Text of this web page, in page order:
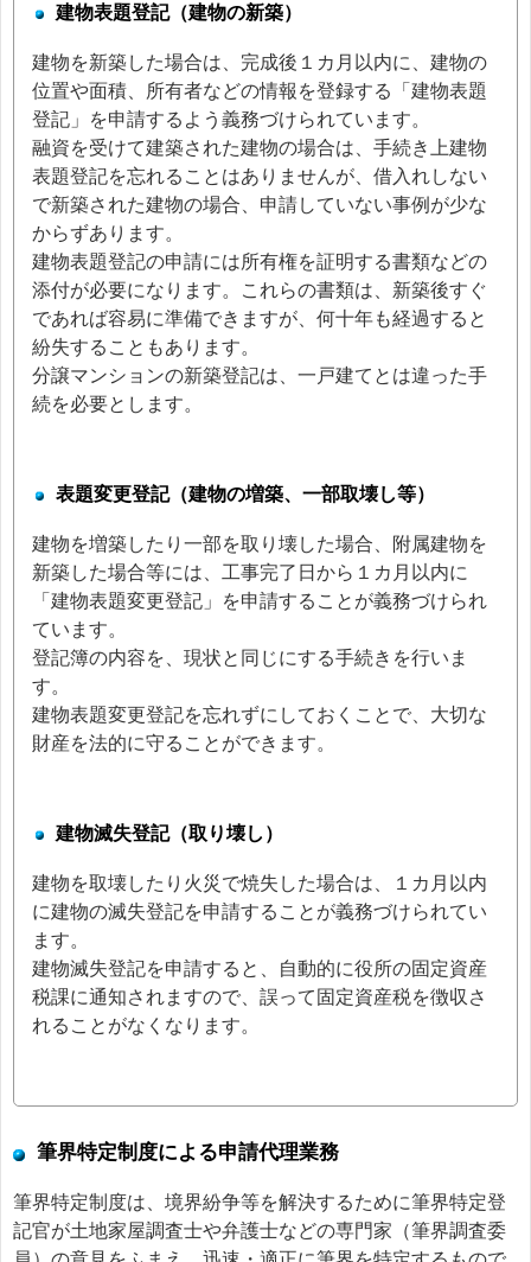
建物表題登記（建物の新築）
建物を新築した場合は、完成後１カ月以内に、建物の
位置や面積、所有者などの情報を登録する「建物表題
登記」を申請するよう義務づけられています。
融資を受けて建築された建物の場合は、手続き上建物
表題登記を忘れることはありませんが、借入れしない
で新築された建物の場合、申請していない事例が少な
からずあります。
建物表題登記の申請には所有権を証明する書類などの
添付が必要になります。これらの書類は、新築後すぐ
であれば容易に準備できますが、何十年も経過すると
紛失することもあります。
分譲マンションの新築登記は、一戸建てとは違った手
続を必要とします。
表題変更登記（建物の増築、一部取壊し等）
建物を増築したり一部を取り壊した場合、附属建物を
新築した場合等には、工事完了日から１カ月以内に
「建物表題変更登記」を申請することが義務づけられ
ています。
登記簿の内容を、現状と同じにする手続きを行いま
す。
建物表題変更登記を忘れずにしておくことで、大切な
財産を法的に守ることができます。
建物滅失登記（取り壊し）
建物を取壊したり火災で焼失した場合は、１カ月以内
に建物の滅失登記を申請することが義務づけられてい
ます。
建物滅失登記を申請すると、自動的に役所の固定資産
税課に通知されますので、誤って固定資産税を徴収さ
れることがなくなります。
筆界特定制度による申請代理業務
筆界特定制度は、境界紛争等を解決するために筆界特定登
記官が土地家屋調査士や弁護士などの専門家（筆界調査委